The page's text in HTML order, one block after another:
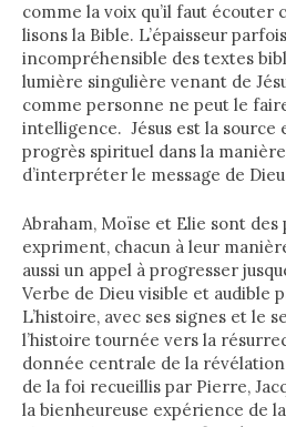
comme la voix qu’il faut écouter
lisons la Bible. L’épaisseur
incompréhensible des textes
lumière singulière venant de
comme personne ne peut le
intelligence. Jésus est la source
progrès spirituel dans la
d’interpréter le message de
Abraham, Moïse et Elie sont des
expriment, chacun à leur
aussi un appel à progresser
Verbe de Dieu visible et audible
L’histoire, avec ses signes et le
l’histoire tournée vers la
donnée centrale de la
de la foi recueillis par Pierre,
la bienheureuse expérience de